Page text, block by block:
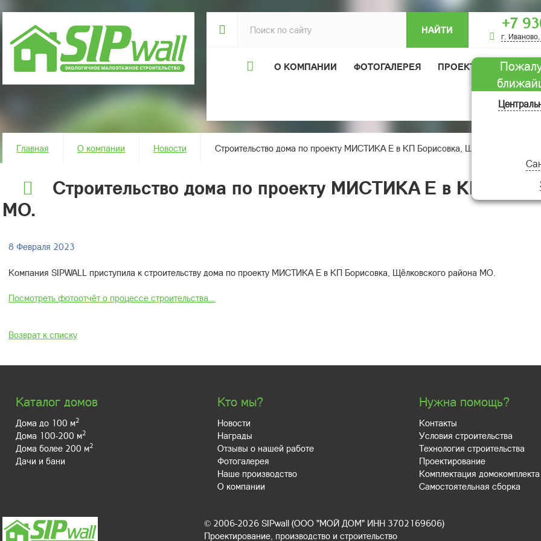
НАЙТИ +7
г.
О КОМПАНИИ ФОТОГАЛЕРЕЯ ПРОЕКТЫ ДОМОВ
ОТЗЫВЫ
Главная О компании Новости Строительство дома по проекту МИСТИКА Е в КП Борисовка, Щёлковского
Строительство дома по проекту МИСТИКА Е в КП
МО.
8 Февраля 2023
Компания SIPWALL приступила к строительству дома по проекту МИСТИКА Е в КП Борисовка, Щёлковского района МО.
Посмотреть фотоотчёт о процессе строительства...
Возврат к списку
Каталог домов
Дома до 100 м2
Дома 100-200 м2
Дома более 200 м2
Дачи и бани
Кто мы?
Новости
Награды
Отзывы о нашей работе
Фотогалерея
Наше производство
О компании
Нужна помощь?
Контакты
Условия строительства
Технология строительства
Проектирование
Комплектация домокомплекта
Самостоятельная сборка
© 2006-2026 SIPwall (ООО "МОЙ ДОМ" ИНН 3702169606)
Проектирование, производство и строительство